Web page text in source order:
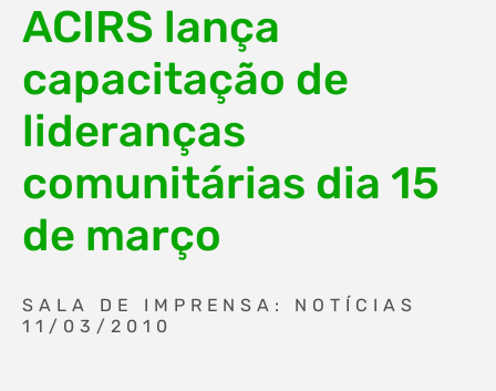
ACIRS lança
capacitação de
lideranças
comunitárias dia 15
de março
SALA DE IMPRENSA: NOTÍCIAS
11/03/2010